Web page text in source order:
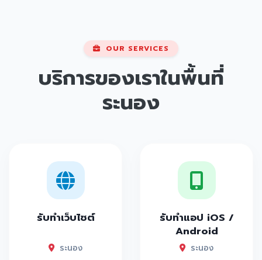
OUR SERVICES
บริการของเราในพื้นที่
ระนอง
รับทำเว็บไซต์
ระนอง
รับทำแอป iOS /
Android
ระนอง